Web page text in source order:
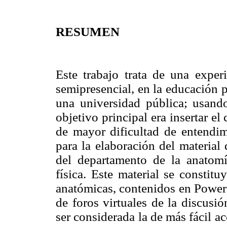
RESUMEN
Este trabajo trata de una
semipresencial, en la educación
una universidad pública;
objetivo principal era insertar el
de mayor dificultad de
para la elaboración del material
del departamento de la
física. Este material se
anatómicas, contenidos en
de foros virtuales de la
ser considerada la de más fácil